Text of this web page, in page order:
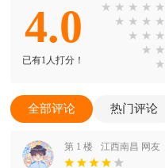
4.0
已有1人打分！
★ ★ ★ ★ ★
★ ★ ★ ★
★ ★ ★
★ ★
★
全部评论 热门评论
第 1 楼 江西南昌 网友